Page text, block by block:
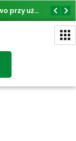
Nowe oszustwo przy użyciu BLIK